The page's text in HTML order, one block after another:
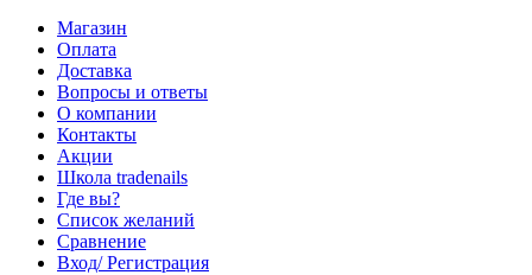
Магазин
Оплата
Доставка
Вопросы и ответы
О компании
Контакты
Акции
Школа tradenails
Где вы?
Список желаний
Сравнение
Вход/ Регистрация